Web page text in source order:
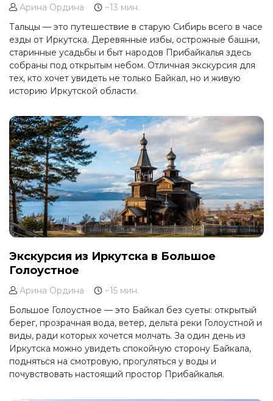
Арина Ордина
~13 мин.
Тальцы — это путешествие в старую Сибирь всего в часе
езды от Иркутска. Деревянные избы, острожные башни,
старинные усадьбы и быт народов Прибайкалья здесь
собраны под открытым небом. Отличная экскурсия для
тех, кто хочет увидеть не только Байкал, но и живую
историю Иркутской области.
Экскурсия из Иркутска в Большое
Голоустное
Арина Ордина
~15 мин.
Большое Голоустное — это Байкал без суеты: открытый
берег, прозрачная вода, ветер, дельта реки Голоустной и
виды, ради которых хочется молчать. За один день из
Иркутска можно увидеть спокойную сторону Байкала,
подняться на смотровую, прогуляться у воды и
почувствовать настоящий простор Прибайкалья.